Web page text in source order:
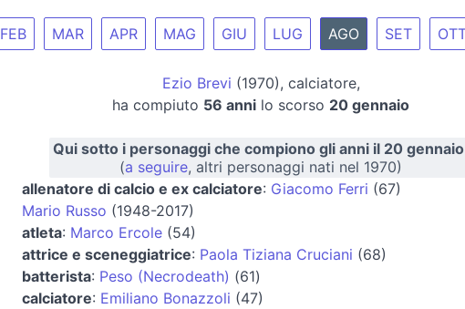
FEB MAR APR MAG GIU LUG AGO SET
Ezio Brevi (1970), calciatore,
ha compiuto 56 anni lo scorso 20 gennaio
Qui sotto i personaggi che compiono gli anni il 20
(a seguire, altri personaggi nati nel 1970)
allenatore di calcio e ex calciatore: Giacomo Ferri (67)
Mario Russo (1948-2017)
atleta: Marco Ercole (54)
attrice e sceneggiatrice: Paola Tiziana Cruciani (68)
batterista: Peso (Necrodeath) (61)
calciatore: Emiliano Bonazzoli (47)